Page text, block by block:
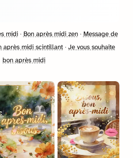
midi· Bon après midi zen· Message de
après midi scintillant · Je vous souhaite
bon après midi